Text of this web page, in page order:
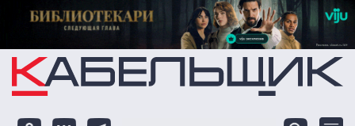
Перейти к основному содержанию